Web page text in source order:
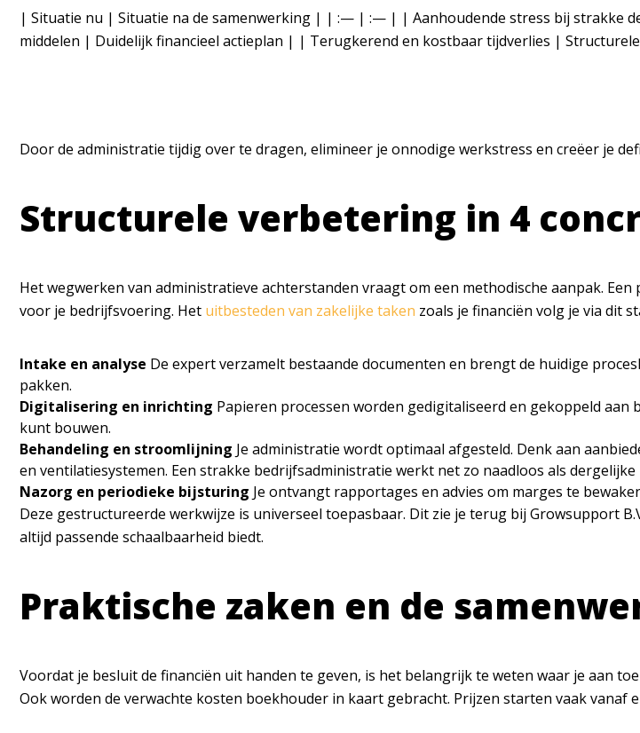
| Situatie nu | Situatie na de samenwerking | | :— | :— | | Aanhoudende stress bij strakke
middelen | Duidelijk financieel actieplan | | Terugkerend en kostbaar tijdverlies |
Door de administratie tijdig over te dragen, elimineer je onnodige werkstress en creëer je
Structurele verbetering in 4
Het wegwerken van administratieve achterstanden vraagt om een methodische aanpak.
voor je bedrijfsvoering. Het uitbesteden van zakelijke taken zoals je financiën volg je via dit
Intake en analyse De expert verzamelt bestaande documenten en brengt de huidige
pakken.
Digitalisering en inrichting Papieren processen worden gedigitaliseerd en gekoppeld
kunt bouwen.
Behandeling en stroomlijning Je administratie wordt optimaal afgesteld. Denk aan
en ventilatiesystemen. Een strakke bedrijfsadministratie werkt net zo naadloos als
Nazorg en periodieke bijsturing Je ontvangt rapportages en advies om marges te
Deze gestructureerde werkwijze is universeel toepasbaar. Dit zie je terug bij Growsupport
altijd passende schaalbaarheid biedt.
Praktische zaken en de
Voordat je besluit de financiën uit handen te geven, is het belangrijk te weten waar je aan
Ook worden de verwachte kosten boekhouder in kaart gebracht. Prijzen starten vaak vanaf